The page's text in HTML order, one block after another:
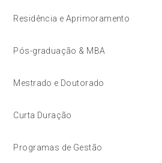
Residência e Aprimoramento
Pós-graduação & MBA
Mestrado e Doutorado
Curta Duração
Programas de Gestão